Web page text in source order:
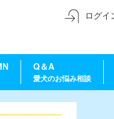
ログイ
Q＆A
愛犬のお悩み相談